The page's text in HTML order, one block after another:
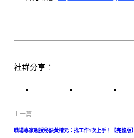
社群分享：
上一篇
職場專家親授秘訣黃楷元：找工作1次上手！【完整版】